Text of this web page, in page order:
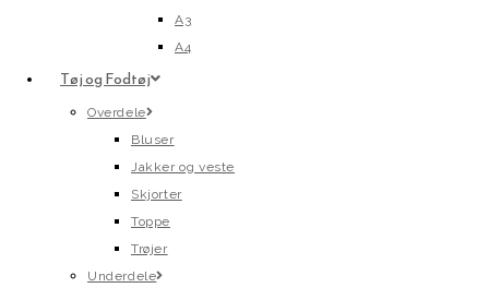
A3
A4
Tøj og Fodtøj
Overdele
Bluser
Jakker og veste
Skjorter
Toppe
Trøjer
Underdele